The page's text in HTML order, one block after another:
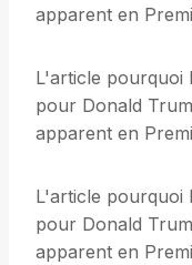
apparent en
L'article pourquoi
pour Donald
apparent en
L'article pourquoi
pour Donald
apparent en